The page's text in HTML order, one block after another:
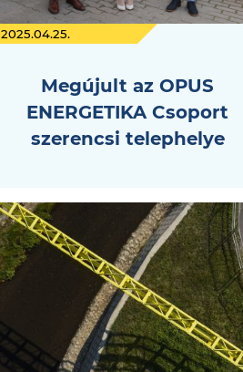
2025.04.25.
Megújult az OPUS
ENERGETIKA Csoport
szerencsi telephelye